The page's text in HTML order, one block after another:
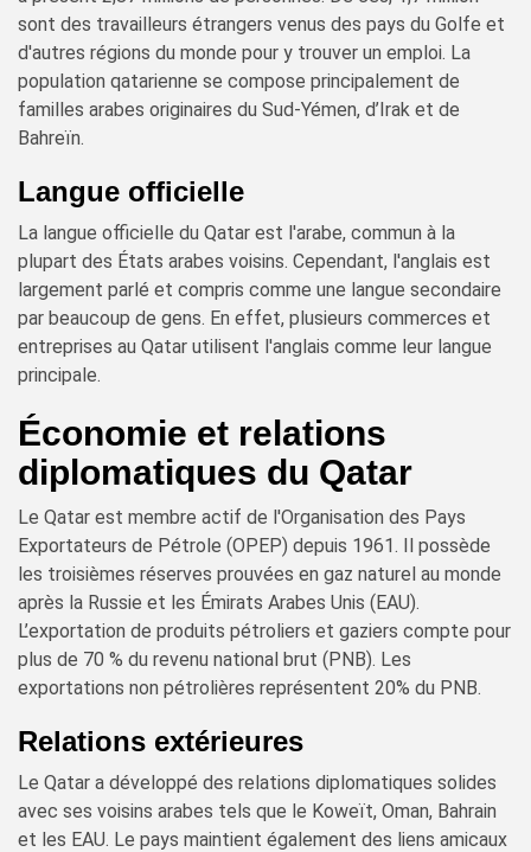
sont des travailleurs étrangers venus des pays du Golfe et
d'autres régions du monde pour y trouver un emploi. La
population qatarienne se compose principalement de
familles arabes originaires du Sud-Yémen, d’Irak et de
Bahreïn.
Langue officielle
La langue officielle du Qatar est l'arabe, commun à la
plupart des États arabes voisins. Cependant, l'anglais est
largement parlé et compris comme une langue secondaire
par beaucoup de gens. En effet, plusieurs commerces et
entreprises au Qatar utilisent l'anglais comme leur langue
principale.
Économie et relations
diplomatiques du Qatar
Le Qatar est membre actif de l'Organisation des Pays
Exportateurs de Pétrole (OPEP) depuis 1961. Il possède
les troisièmes réserves prouvées en gaz naturel au monde
après la Russie et les Émirats Arabes Unis (EAU).
L’exportation de produits pétroliers et gaziers compte pour
plus de 70 % du revenu national brut (PNB). Les
exportations non pétrolières représentent 20% du PNB.
Relations extérieures
Le Qatar a développé des relations diplomatiques solides
avec ses voisins arabes tels que le Koweït, Oman, Bahrain
et les EAU. Le pays maintient également des liens amicaux